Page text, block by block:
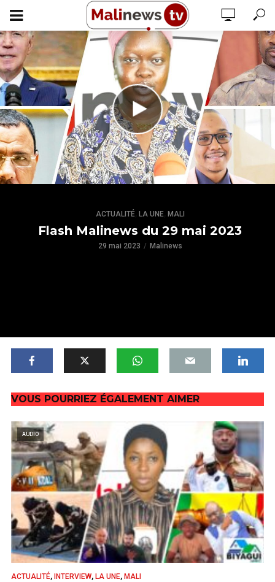
ACTUALITÉ, LA UNE, MALI
Flash Malinews du 29 mai 2023
29 mai 2023 Malinews
VOUS POURRIEZ ÉGALEMENT AIMER
AUDIO
ACTUALITÉ, INTERVIEW, LA UNE, MALI